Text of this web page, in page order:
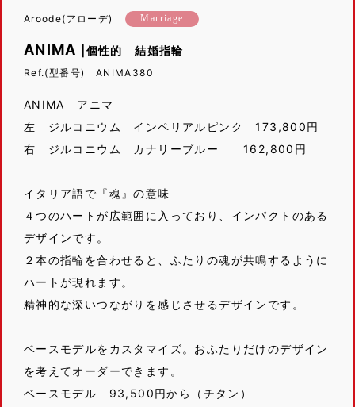
Aroode(アローデ) Marriage
ANIMA |個性的 結婚指輪
Ref.(型番号) ANIMA380
ANIMA アニマ
左 ジルコニウム インペリアルピンク 173,800円
右 ジルコニウム カナリーブルー 162,800円
イタリア語で『魂』の意味
４つのハートが広範囲に入っており、インパクトのある
デザインです。
２本の指輪を合わせると、ふたりの魂が共鳴するように
ハートが現れます。
精神的な深いつながりを感じさせるデザインです。
ベースモデルをカスタマイズ。おふたりだけのデザイン
を考えてオーダーできます。
ベースモデル 93,500円から（チタン）